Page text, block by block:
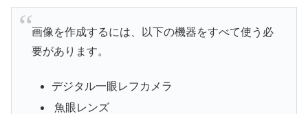
画像を作成するには、以下の機器をすべて使う必
要があります。
デジタル一眼レフカメラ
魚眼レンズ